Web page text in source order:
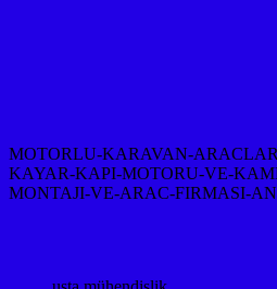
MOTORLU-KARAVAN-
KAYAR-KAPI-MOTORU-VE-
MONTAJI-VE-ARAC-FIRMASI-